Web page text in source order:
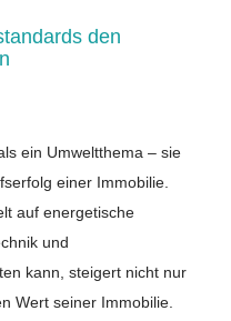
den
ein Umweltthema – sie
einer Immobilie.
auf energetische
und
kann, steigert nicht nur
Wert seiner Immobilie.